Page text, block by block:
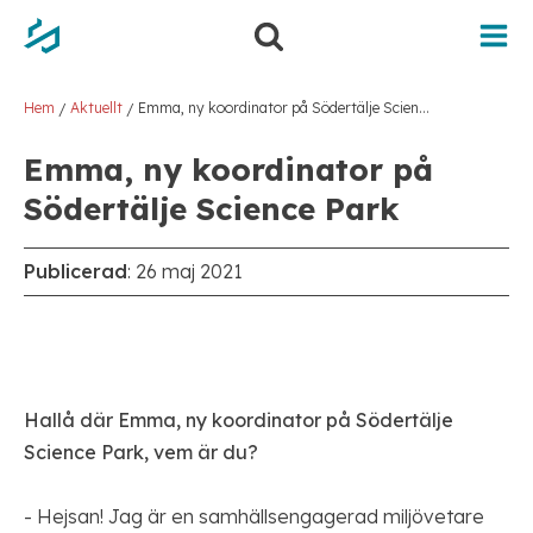
Hoppa
Hoppa
Hem / Aktuellt / Emma, ny koordinator på Södertälje Science Park
Emma, ny koordinator på
Södertälje Science Park
Publicerad: 26 maj 2021
Hallå där Emma, ny koordinator på Södertälje
Science Park, vem är du?
- Hejsan! Jag är en samhällsengagerad miljövetare